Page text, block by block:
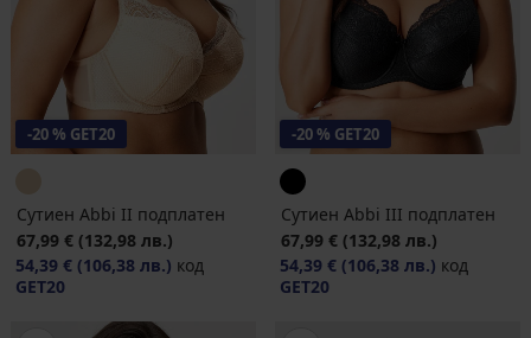
-20 % GET20
Сутиен Abbi II подплатен
67,99 € (132,98 лв.)
54,39 € (106,38 лв.) код
GET20
-20 % GET20
Сутиен Abbi III подплатен
67,99 € (132,98 лв.)
54,39 € (106,38 лв.) код
GET20